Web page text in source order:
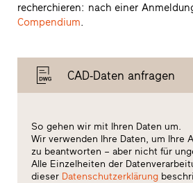
recherchieren: nach einer
Compendium.
CAD-Daten anfragen
So gehen wir mit Ihren Daten um.
Wir verwenden Ihre Daten, um Ihre
zu beantworten – aber nicht für
Alle Einzelheiten der
dieser Datenschutzerklärung